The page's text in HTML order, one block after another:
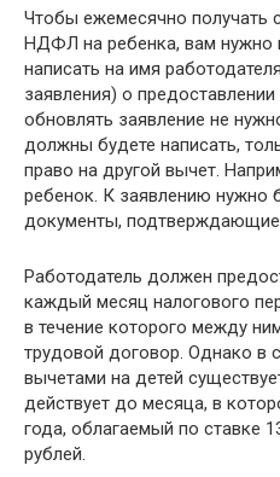
Чтобы ежемесячно получать
НДФЛ на ребенка, вам нужно
написать на имя
заявления) о
обновлять заявление не
должны будете написать,
право на другой вычет.
ребенок. К заявлению нужно
документы, подтверждающие
Работодатель должен
каждый месяц налогового
в течение которого между
трудовой договор. Однако в
вычетами на детей
действует до месяца, в
года, облагаемый по ставке
рублей.